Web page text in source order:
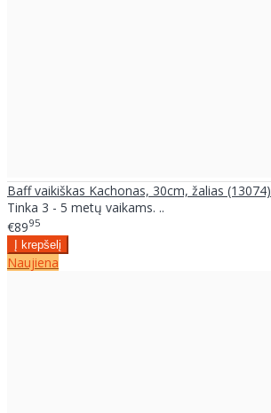
Baff vaikiškas Kachonas, 30cm, žalias (13074)
Tinka 3 - 5 metų vaikams. ..
€8995
Naujiena